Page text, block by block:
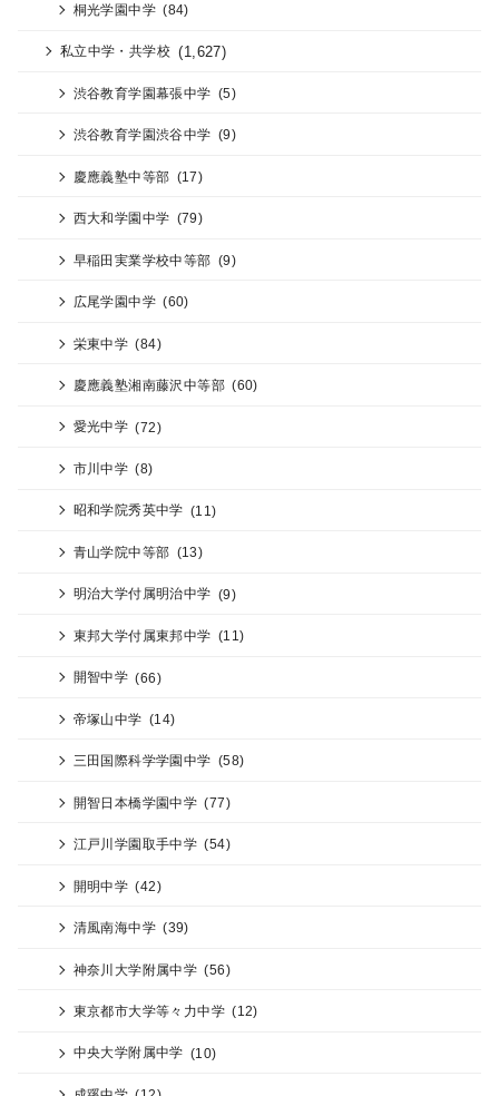
桐光学園中学 (84)
私立中学・共学校 (1,627)
渋谷教育学園幕張中学 (5)
渋谷教育学園渋谷中学 (9)
慶應義塾中等部 (17)
西大和学園中学 (79)
早稲田実業学校中等部 (9)
広尾学園中学 (60)
栄東中学 (84)
慶應義塾湘南藤沢中等部 (60)
愛光中学 (72)
市川中学 (8)
昭和学院秀英中学 (11)
青山学院中等部 (13)
明治大学付属明治中学 (9)
東邦大学付属東邦中学 (11)
開智中学 (66)
帝塚山中学 (14)
三田国際科学学園中学 (58)
開智日本橋学園中学 (77)
江戸川学園取手中学 (54)
開明中学 (42)
清風南海中学 (39)
神奈川大学附属中学 (56)
東京都市大学等々力中学 (12)
中央大学附属中学 (10)